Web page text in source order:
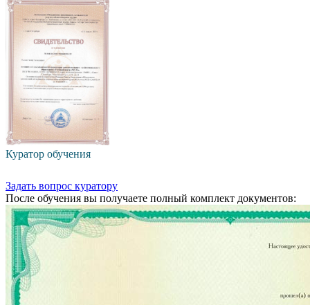
Куратор обучения
Задать вопрос куратору
После обучения вы получаете полный комплект документов: